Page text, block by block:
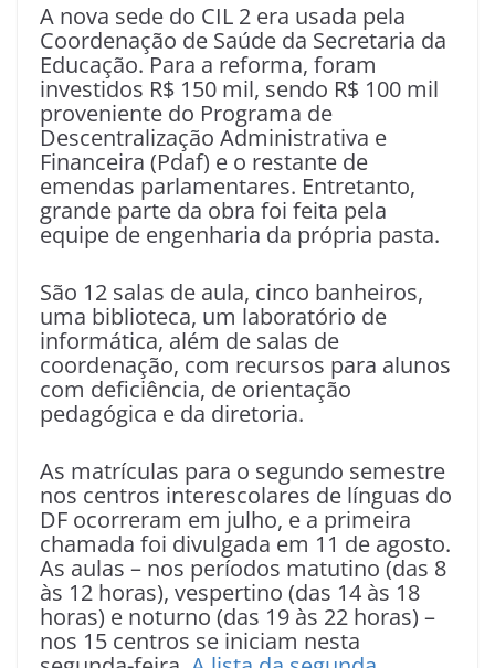
A nova sede do CIL 2 era usada pela
Coordenação de Saúde da Secretaria da
Educação. Para a reforma, foram
investidos R$ 150 mil, sendo R$ 100 mil
proveniente do Programa de
Descentralização Administrativa e
Financeira (Pdaf) e o restante de
emendas parlamentares. Entretanto,
grande parte da obra foi feita pela
equipe de engenharia da própria pasta.
São 12 salas de aula, cinco banheiros,
uma biblioteca, um laboratório de
informática, além de salas de
coordenação, com recursos para alunos
com deficiência, de orientação
pedagógica e da diretoria.
As matrículas para o segundo semestre
nos centros interescolares de línguas do
DF ocorreram em julho, e a primeira
chamada foi divulgada em 11 de agosto.
As aulas – nos períodos matutino (das 8
às 12 horas), vespertino (das 14 às 18
horas) e noturno (das 19 às 22 horas) –
nos 15 centros se iniciam nesta